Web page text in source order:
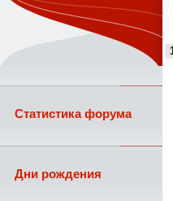
Статистика форума
Дни рождения